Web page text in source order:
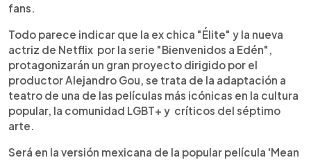
fans.
Todo parece indicar que la ex chica "Élite" y la nueva
actriz de Netflix por la serie "Bienvenidos a Edén",
protagonizarán un gran proyecto dirigido por el
productor Alejandro Gou, se trata de la adaptación a
teatro de una de las películas más icónicas en la cultura
popular, la comunidad LGBT+ y críticos del séptimo
arte.
Será en la versión mexicana de la popular película 'Mean